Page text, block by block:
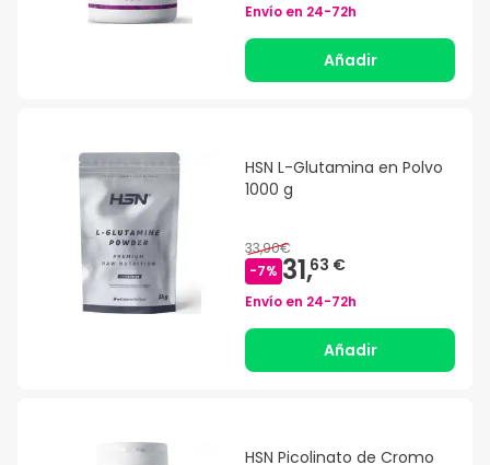
Envío en 24-72h
Añadir
HSN L-Glutamina en Polvo
1000 g
33,90€
-7% 31,63 €
Envío en 24-72h
Añadir
HSN Picolinato de Cromo